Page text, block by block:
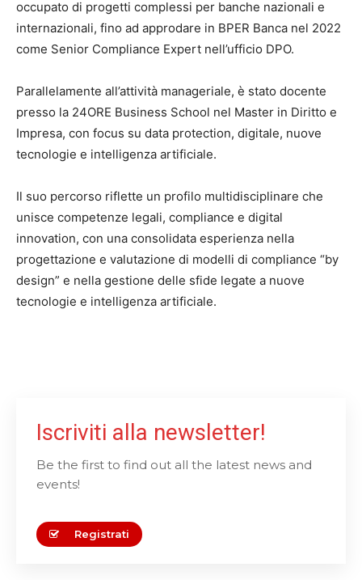
occupato di progetti complessi per banche nazionali e
internazionali, fino ad approdare in BPER Banca nel 2022
come Senior Compliance Expert nell’ufficio DPO.
Parallelamente all’attività manageriale, è stato docente
presso la 24ORE Business School nel Master in Diritto e
Impresa, con focus su data protection, digitale, nuove
tecnologie e intelligenza artificiale.
Il suo percorso riflette un profilo multidisciplinare che
unisce competenze legali, compliance e digital
innovation, con una consolidata esperienza nella
progettazione e valutazione di modelli di compliance “by
design” e nella gestione delle sfide legate a nuove
tecnologie e intelligenza artificiale.
Iscriviti alla newsletter!
Be the first to find out all the latest news and
events!
Registrati